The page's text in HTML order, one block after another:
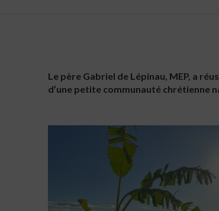
Le père Gabriel de Lépinau, MEP, a
d’une petite communauté chrétienne